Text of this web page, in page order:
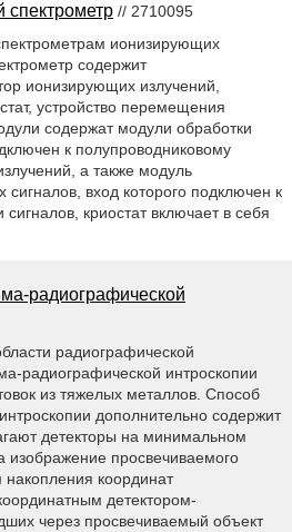
спектрометр // 2710095
ионизирующих
содержит
ионизирующих излучений,
устройство перемещения
содержат модули обработки
к полупроводниковому
а также модуль
вход которого подключен к
криостат включает в себя
радиографической
радиографической
радиографической интроскопии
из тяжелых металлов. Способ
дополнительно содержит
детекторы на минимальном
изображение просвечиваемого
координат
детектором-
через просвечиваемый объект